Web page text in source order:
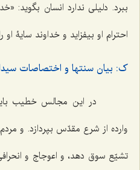
ببرد. دلیلی ندارد انسان بگوید:
احترام او بیفزاید و خداوند سایۀ او
ک: بیان سنتها و اختصاصات
در این مجالس خطیب
وارده از شرع مقدّس بپردازد. و
تشیّع سوق دهد، و اعوجاج و